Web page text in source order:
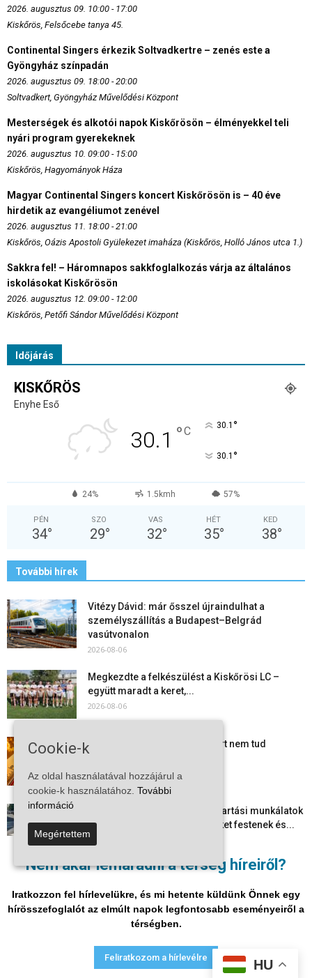
Nem akar lemaradni a térség híreiről?
Iratkozzon fel hírlevelükre, és mi hetente küldünk Önnek egy
hírösszefoglalót az elmúlt napok legfontosabb eseményeiről a
térségben.
Feliratkozom a hírlevélre
2026. augusztus 09. 10:00 - 17:00
Kiskőrös, Felsőcebe tanya 45.
Continental Singers érkezik Soltvadkertre – zenés este a
Gyöngyház színpadán
2026. augusztus 09. 18:00 - 20:00
Soltvadkert, Gyöngyház Művelődési Központ
Mesterségek és alkotói napok Kiskőrösön – élményekkel teli
nyári program gyerekeknek
2026. augusztus 10. 09:00 - 15:00
Kiskőrös, Hagyományok Háza
Magyar Continental Singers koncert Kiskőrösön is – 40 éve
hirdetik az evangéliumot zenével
2026. augusztus 11. 18:00 - 21:00
Kiskőrös, Oázis Apostoli Gyülekezet imaháza (Kiskőrös, Holló János utca 1.)
Sakkra fel! – Háromnapos sakkfoglalkozás várja az általános
iskolásokat Kiskőrösön
2026. augusztus 12. 09:00 - 12:00
Kiskőrös, Petőfi Sándor Művelődési Központ
Időjárás
KISKŐRÖS
Enyhe Eső
30.1 °C 30.1 °
30.1 °
24% 1.5kmh 57%
PÉN
34°
SZO
29°
VAS
32°
HÉT
35°
KED
38°
További hírek
Vitézy Dávid: már ősszel újraindulhat a
személyszállítás a Budapest–Belgrád
vasútvonalon
2026-08-06
Megkezdte a felkészülést a Kiskőrösi LC –
együtt maradt a keret,...
2026-08-06
Mi történik Európa felett? Ezért nem tud
2026-08-05
Folyamatosak a nyári karbantartási munkálatok
Kiskőrösön – útburkolati jeleket festenek és...
2026-08-05
Bács-Kiskun útjain –...
2026-08-04
Adatvédelmi nyilatkozat Médiaajánlat Impresszum
HU
Cookie-k
Az oldal használatával hozzájárul a
cookie-k használatához. További
információ
Megértettem